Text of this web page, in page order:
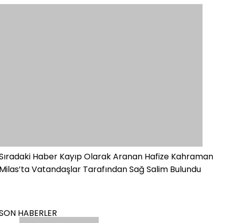
Haber Kayıp Olarak Aranan Hafize Kahraman
Vatandaşlar Tarafından Sağ Salim Bulundu
HABERLER